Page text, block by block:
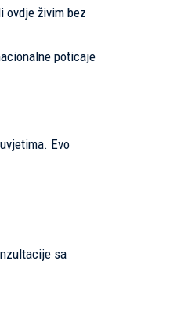
ovdje živim bez
poticaje
Evo
sa